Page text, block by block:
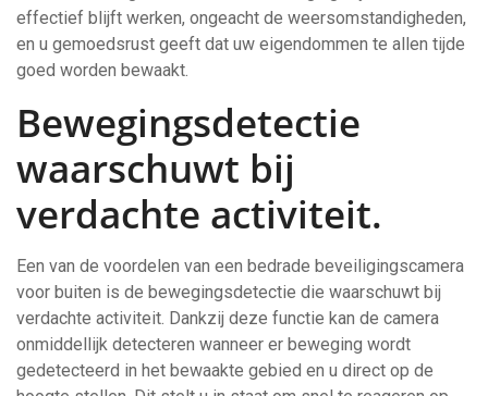
effectief blijft werken, ongeacht de weersomstandigheden,
en u gemoedsrust geeft dat uw eigendommen te allen tijde
goed worden bewaakt.
Bewegingsdetectie
waarschuwt bij
verdachte activiteit.
Een van de voordelen van een bedrade beveiligingscamera
voor buiten is de bewegingsdetectie die waarschuwt bij
verdachte activiteit. Dankzij deze functie kan de camera
onmiddellijk detecteren wanneer er beweging wordt
gedetecteerd in het bewaakte gebied en u direct op de